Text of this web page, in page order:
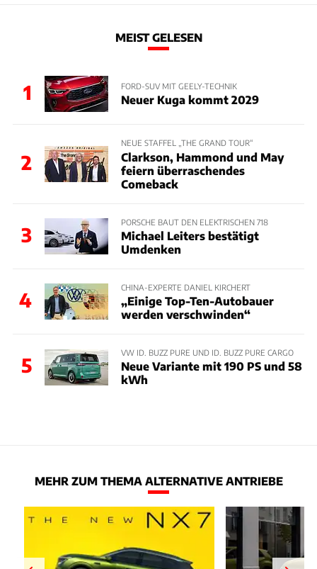
MEIST GELESEN
1 FORD-SUV MIT GEELY-TECHNIK
Neuer Kuga kommt 2029
2
NEUE STAFFEL „THE GRAND TOUR“
Clarkson, Hammond und May
feiern überraschendes
Comeback
3
PORSCHE BAUT DEN ELEKTRISCHEN 718
Michael Leiters bestätigt
Umdenken
4
CHINA-EXPERTE DANIEL KIRCHERT
„Einige Top-Ten-Autobauer
werden verschwinden“
5
VW ID. BUZZ PURE UND ID. BUZZ PURE CARGO
Neue Variante mit 190 PS und 58
kWh
MEHR ZUM THEMA ALTERNATIVE ANTRIEBE